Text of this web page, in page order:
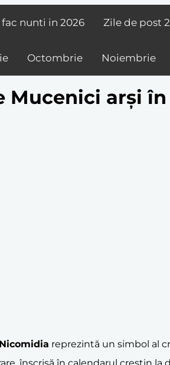
fac nunti in 2026 Zile de post
Octombrie Noiembrie
Mucenici arși
Nicomidia reprezintă un simbol al